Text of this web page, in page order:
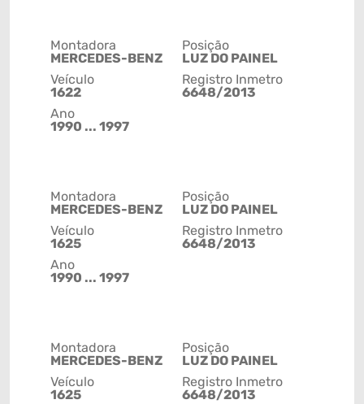
Montadora
MERCEDES-BENZ
Veículo
1622
Ano
1990 ... 1997
Posição
LUZ DO PAINEL
Registro Inmetro
6648/2013
Montadora
MERCEDES-BENZ
Veículo
1625
Ano
1990 ... 1997
Posição
LUZ DO PAINEL
Registro Inmetro
6648/2013
Montadora
MERCEDES-BENZ
Veículo
1625
Posição
LUZ DO PAINEL
Registro Inmetro
6648/2013